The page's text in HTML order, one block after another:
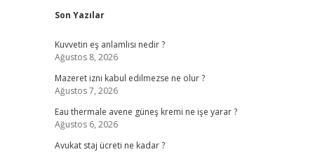
Sidebar
Son Yazılar
Kuvvetin eş anlamlısı nedir ?
Ağustos 8, 2026
Mazeret izni kabul edilmezse ne olur ?
Ağustos 7, 2026
Eau thermale avene güneş kremi ne işe yarar ?
Ağustos 6, 2026
Avukat staj ücreti ne kadar ?